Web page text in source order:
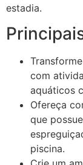
estadia.
com
aquáticos
Ofereça
que
piscina.